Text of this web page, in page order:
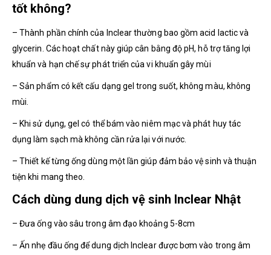
tốt không?
– Thành phần chính của Inclear thường bao gồm acid lactic và
glycerin. Các hoạt chất này giúp cân bằng độ pH, hỗ trợ tăng lợi
khuẩn và hạn chế sự phát triển của vi khuẩn gây mùi
– Sản phẩm có kết cấu dạng gel trong suốt, không màu, không
mùi.
– Khi sử dụng, gel có thể bám vào niêm mạc và phát huy tác
dụng làm sạch mà không cần rửa lại với nước.
– Thiết kế từng ống dùng một lần giúp đảm bảo vệ sinh và thuận
tiện khi mang theo.
Cách dùng dung dịch vệ sinh Inclear Nhật
– Đưa ống vào sâu trong âm đạo khoảng 5-8cm
– Ấn nhẹ đầu ống để dung dịch Inclear được bơm vào trong âm